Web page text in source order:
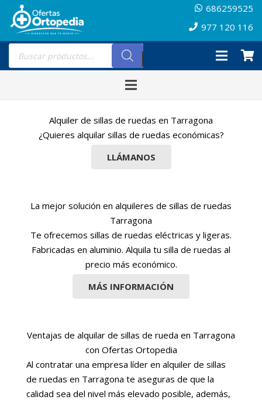
686259525
977 120 116
Búsqueda
productos
Alquiler de sillas de ruedas en Tarragona
¿Quieres alquilar sillas de ruedas económicas?
LLÁMANOS
La mejor solución en alquileres de sillas de ruedas
Tarragona
Te ofrecemos sillas de ruedas eléctricas y ligeras.
Fabricadas en aluminio. Alquila tu silla de ruedas al
precio más económico.
MÁS INFORMACIÓN
Ventajas de alquilar de sillas de rueda en Tarragona
con Ofertas Ortopedia
Al contratar una empresa líder en alquiler de sillas
de ruedas en Tarragona te aseguras de que la
calidad sea del nivel más elevado posible, además,